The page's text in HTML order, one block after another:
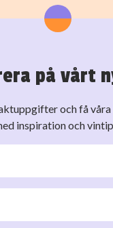
på vårt
och få
inspiration och